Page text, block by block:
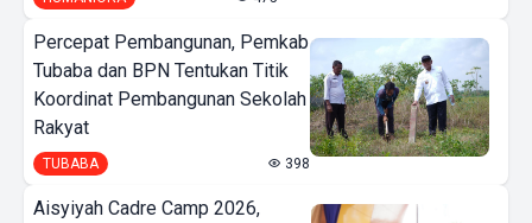
Percepat Pembangunan, Pemkab
Tubaba dan BPN Tentukan Titik
Koordinat Pembangunan Sekolah
Rakyat
TUBABA 398
Aisyiyah Cadre Camp 2026,